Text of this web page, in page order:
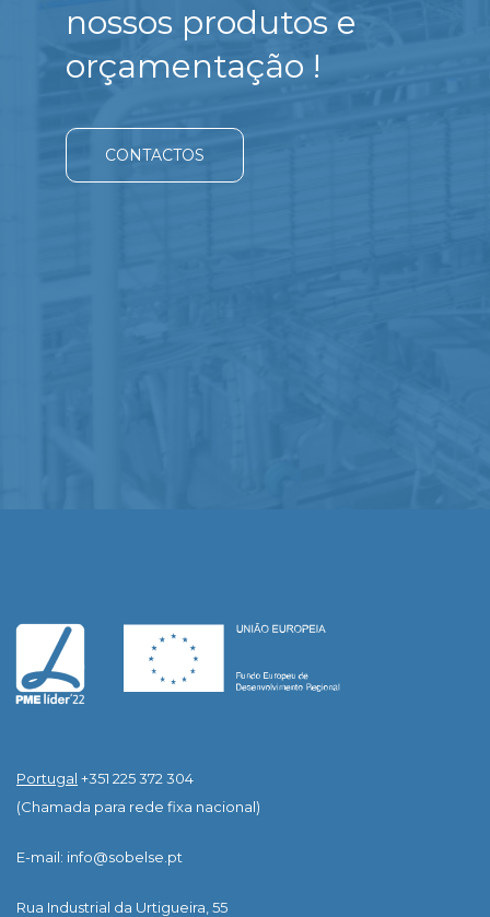
nossos produtos e
orçamentação !
CONTACTOS
Portugal +351 225 372 304
(Chamada para rede fixa nacional)
E-mail: info@sobelse.pt
Rua Industrial da Urtigueira, 55